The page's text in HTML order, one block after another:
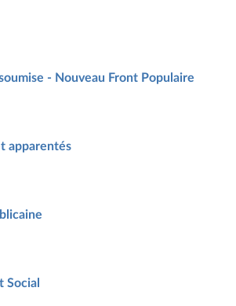
- Nouveau Front Populaire
apparentés
Social